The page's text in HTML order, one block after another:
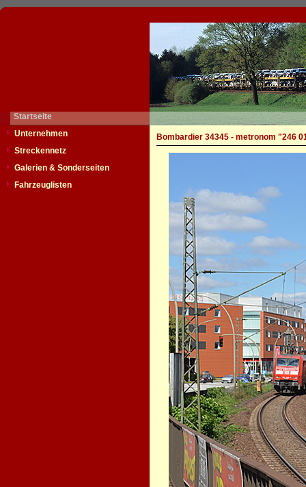
Startseite
Unternehmen
Streckennetz
Galerien & Sonderseiten
Fahrzeuglisten
Bombardier 34345 - metronom "246